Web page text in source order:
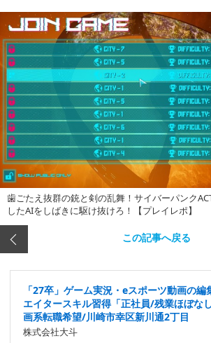
歯ごたえ抜群の銃と剣の乱舞！サイバーパンク
したAIをしばきに駆け抜けろ！【プレイレポ】
この記事へ戻る
「27卒」ゲーム実況・eスポーツ動画の編
エイタースキル習得「正社員/残業ほぼな
画系転職希望/川崎市幸区新川通2丁目
株式会社大斗